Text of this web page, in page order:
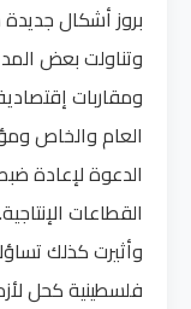
بروز أشكال
وتناولت بعض
ومقاربات
العام والخاص
الدعوة لإعادة
القطاعات الإنتاجية.
وأثيرت كذلك
فلسطينية كحل